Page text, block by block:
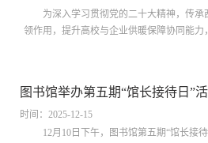
为深入学习贯彻党的二十大精神，传承
领作用，提升高校与企业供暖保障协同能力
公司供热锅炉、供热管网监控室等，让在场
了直观的认识。参观结束后，两支部在幸福
交流座谈会。幸福林带供热公司党...
图书馆举办第五期“馆长接待日”
时间：2025-12-15
12月10日下午，图书馆第五期“馆长接